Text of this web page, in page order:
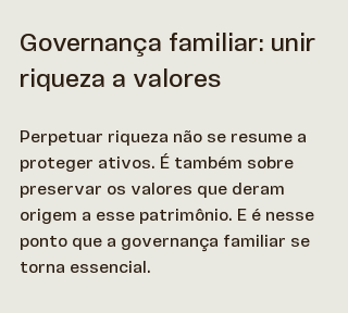
Governança familiar: unir
riqueza a valores
Perpetuar riqueza não se resume a
proteger ativos. É também sobre
preservar os valores que deram
origem a esse patrimônio. E é nesse
ponto que a governança familiar se
torna essencial.